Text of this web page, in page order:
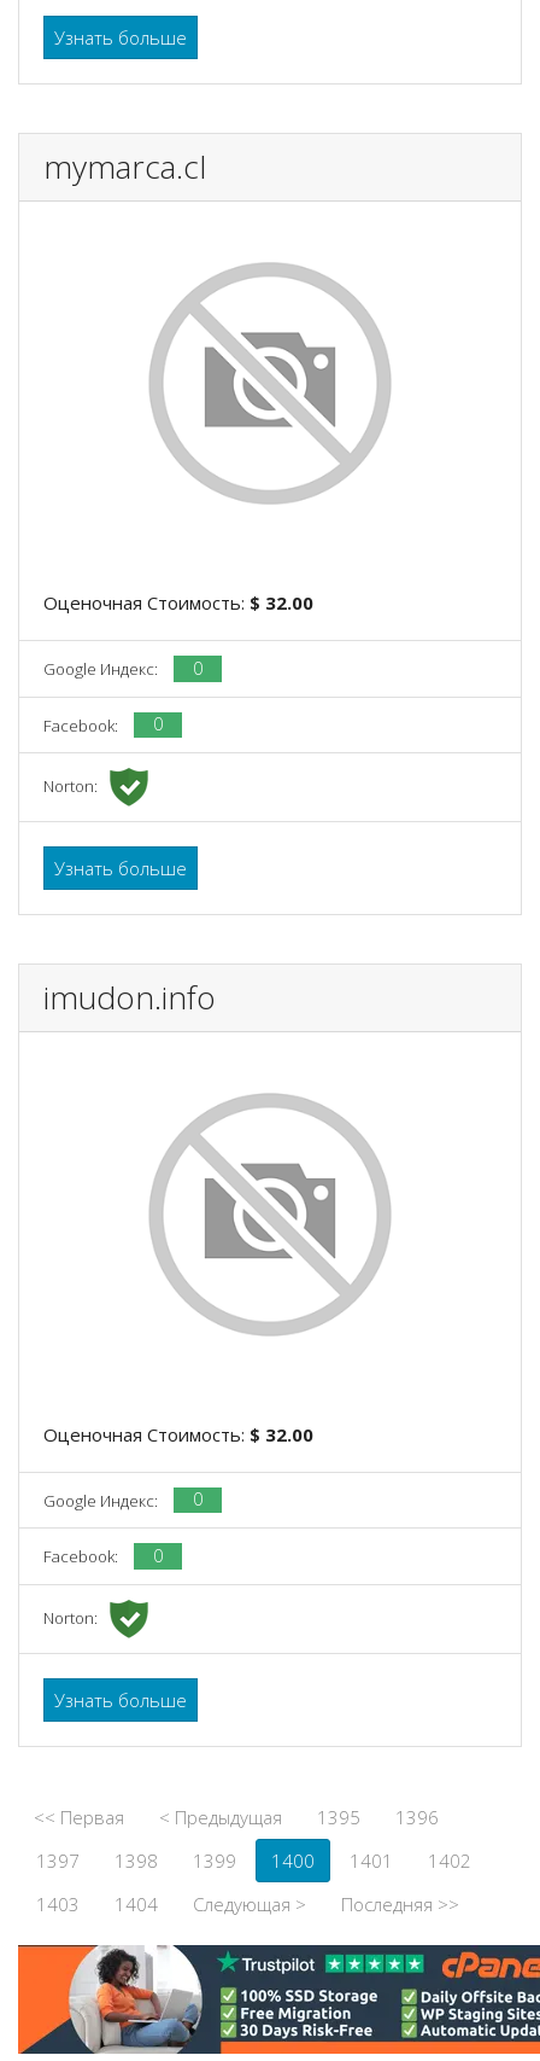
Узнать больше
mymarca.cl
Оценочная Стоимость: $ 32.00
Google Индекс: 0
Facebook: 0
Norton:
Узнать больше
imudon.info
Оценочная Стоимость: $ 32.00
Google Индекс: 0
Facebook: 0
Norton:
Узнать больше
<< Первая < Предыдущая 1395
1396
1397
1398 1399 1400 1401
1402
1403
1404 Следующая > Последняя >>